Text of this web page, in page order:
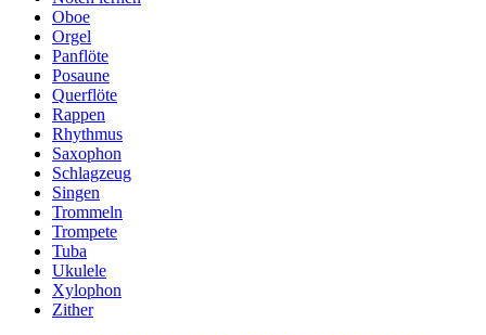
Oboe
Orgel
Panflöte
Posaune
Querflöte
Rappen
Rhythmus
Saxophon
Schlagzeug
Singen
Trommeln
Trompete
Tuba
Ukulele
Xylophon
Zither